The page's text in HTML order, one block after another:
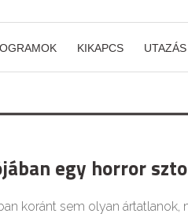
KIKAPCS UTAZÁS
egy horror
koránt sem olyan ártatlanok,